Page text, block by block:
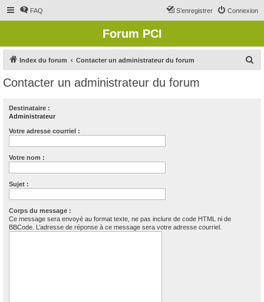
FAQ Connexion
S’enregistrer
Forum PCI
Index du forum Contacter un administrateur du forum
Contacter un administrateur du forum
Destinataire :
Administrateur
Votre adresse courriel :
Votre nom :
Sujet :
Corps du message :
Ce message sera envoyé au format texte, ne pas inclure de code HTML ni de
BBCode. L’adresse de réponse à ce message sera votre adresse courriel.